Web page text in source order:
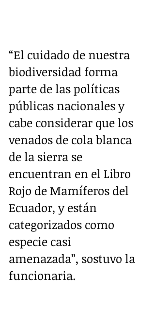
“El cuidado de nuestra
biodiversidad forma
parte de las políticas
públicas nacionales y
cabe considerar que los
venados de cola blanca
de la sierra se
encuentran en el Libro
Rojo de Mamíferos del
Ecuador, y están
categorizados como
especie casi
amenazada”, sostuvo la
funcionaria.